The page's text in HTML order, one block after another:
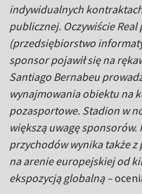
indywidualnych
publicznej. Oczywiście Real
(przedsiębiorstwo
sponsor pojawił się na
Santiago Bernabeu
wynajmowania obiektu na
pozasportowe. Stadion w
większą uwagę
przychodów wynika także z
na arenie europejskiej od
ekspozycją globalną –